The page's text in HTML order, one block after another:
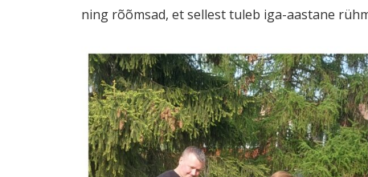
ning rõõmsad, et sellest tuleb iga-aastane